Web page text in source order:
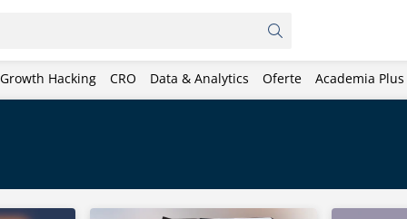
Growth Hacking CRO Data & Analytics Oferte Academia Plus